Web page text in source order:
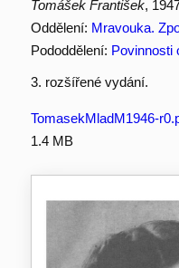
Tomášek František,
Oddělení: Mravouka.
Pododdělení: Povinnosti
3. rozšířené vydání.
TomasekMladM1946-
1.4 MB